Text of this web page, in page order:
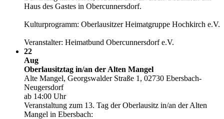
Haus des Gastes in Obercunnersdorf.
Kulturprogramm: Oberlausitzer Heimatgruppe Hochkirch e.V.
Veranstalter: Heimatbund Obercunnersdorf e.V.
22
Aug
Oberlausitztag in/­an der Alten Mangel
Alte Mangel, Georgswalder Straße 1, 02730 Ebersbach-
Neugersdorf
ab 14:00 Uhr
Veranstaltung zum 13. Tag der Oberlausitz in/­an der Alten
Mangel in Ebersbach: